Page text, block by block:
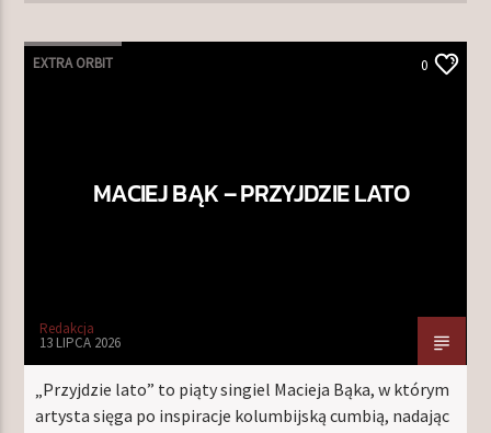
EXTRA ORBIT 0
MACIEJ BĄK – PRZYJDZIE LATO
Redakcja
13 LIPCA 2026
„Przyjdzie lato” to piąty singiel Macieja Bąka, w którym
artysta sięga po inspiracje kolumbijską cumbią, nadając